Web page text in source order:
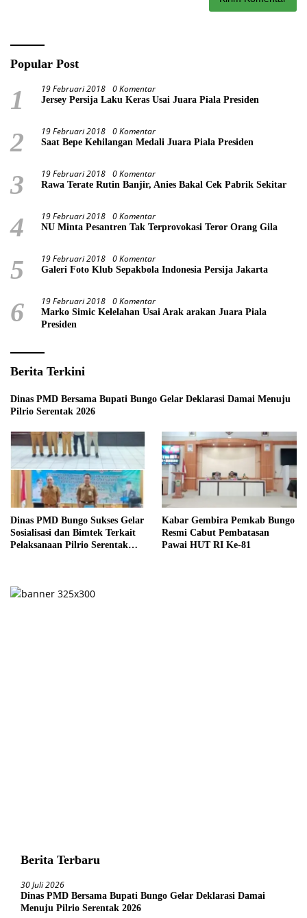
Popular Post
1 19 Februari 2018 0 Komentar
Jersey Persija Laku Keras Usai Juara Piala Presiden
2 19 Februari 2018 0 Komentar
Saat Bepe Kehilangan Medali Juara Piala Presiden
3 19 Februari 2018 0 Komentar
Rawa Terate Rutin Banjir, Anies Bakal Cek Pabrik Sekitar
4 19 Februari 2018 0 Komentar
NU Minta Pesantren Tak Terprovokasi Teror Orang Gila
5 19 Februari 2018 0 Komentar
Galeri Foto Klub Sepakbola Indonesia Persija Jakarta
6 19 Februari 2018 0 Komentar
Marko Simic Kelelahan Usai Arak arakan Juara Piala
Presiden
Berita Terkini
Dinas PMD Bersama Bupati Bungo Gelar Deklarasi Damai Menuju
Pilrio Serentak 2026
Dinas PMD Bungo Sukses Gelar
Sosialisasi dan Bimtek Terkait
Pelaksanaan Pilrio Serentak
Kabar Gembira Pemkab Bungo
Resmi Cabut Pembatasan
Pawai HUT RI Ke-81
Berita Terbaru
30 Juli 2026
Dinas PMD Bersama Bupati Bungo Gelar Deklarasi Damai
Menuju Pilrio Serentak 2026